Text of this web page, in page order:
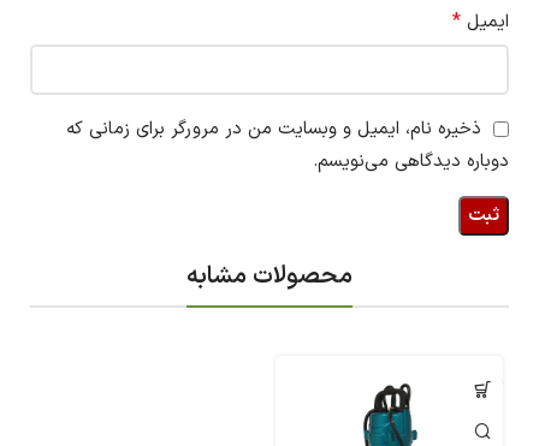
ایمیل *
ذخیره نام، ایمیل و وبسایت من در مرورگر برای زمانی که
دوباره دیدگاهی می‌نویسم.
محصولات مشابه